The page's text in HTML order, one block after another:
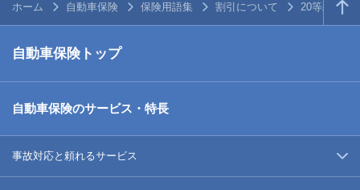
ホーム 自動車保険 保険用語集 割引について 20等級継続
自動車保険トップ
自動車保険のサービス・特長
事故対応と頼れるサービス